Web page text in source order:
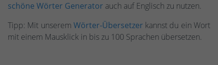
schöne Wörter Generator auch auf Englisch zu nutzen.
Tipp: Mit unserem Wörter-Übersetzer kannst du ein Wort
mit einem Mausklick in bis zu 100 Sprachen übersetzen.